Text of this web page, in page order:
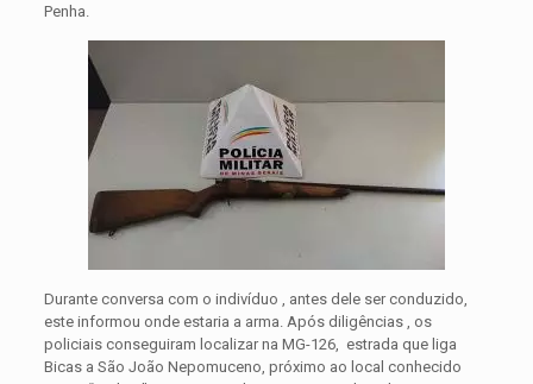
Penha.
Durante conversa com o indivíduo , antes dele ser conduzido,
este informou onde estaria a arma. Após diligências , os
policiais conseguiram localizar na MG-126, estrada que liga
Bicas a São João Nepomuceno, próximo ao local conhecido